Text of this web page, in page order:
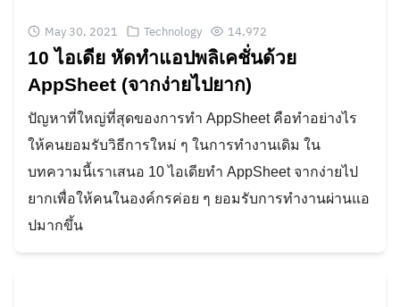
May 30, 2021 Technology 14,972
10 ไอเดีย หัดทำแอปพลิเคชั่นด้วย
AppSheet (จากง่ายไปยาก)
ปัญหาที่ใหญ่ที่สุดของการทำ AppSheet คือทำอย่างไร
ให้คนยอมรับวิธีการใหม่ ๆ ในการทำงานเดิม ใน
บทความนี้เราเสนอ 10 ไอเดียทำ AppSheet จากง่ายไป
ยากเพื่อให้คนในองค์กรค่อย ๆ ยอมรับการทำงานผ่านแอ
ปมากขึ้น